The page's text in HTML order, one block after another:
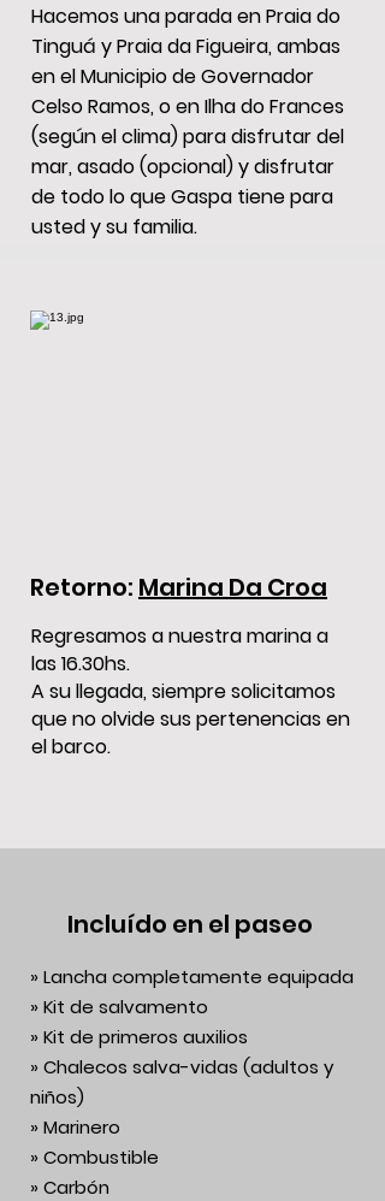
Hacemos una parada en Praia do
Tinguá y Praia da Figueira, ambas
en el Municipio de Governador
Celso Ramos, o en Ilha do Frances
(según el clima) para disfrutar del
mar, asado (opcional) y disfrutar
de todo lo que Gaspa tiene para
usted y su familia.
Retorno: Marina Da Croa
Regresamos a nuestra marina a
las 16.30hs.
A su llegada, siempre solicitamos
que no olvide sus pertenencias en
el barco.
Incluído en el paseo
» Lancha completamente equipada
» Kit de salvamento
» Kit de primeros auxilios
» Chalecos salva-vidas (adultos y
niños)
» Marinero
» Combustible
» Carbón